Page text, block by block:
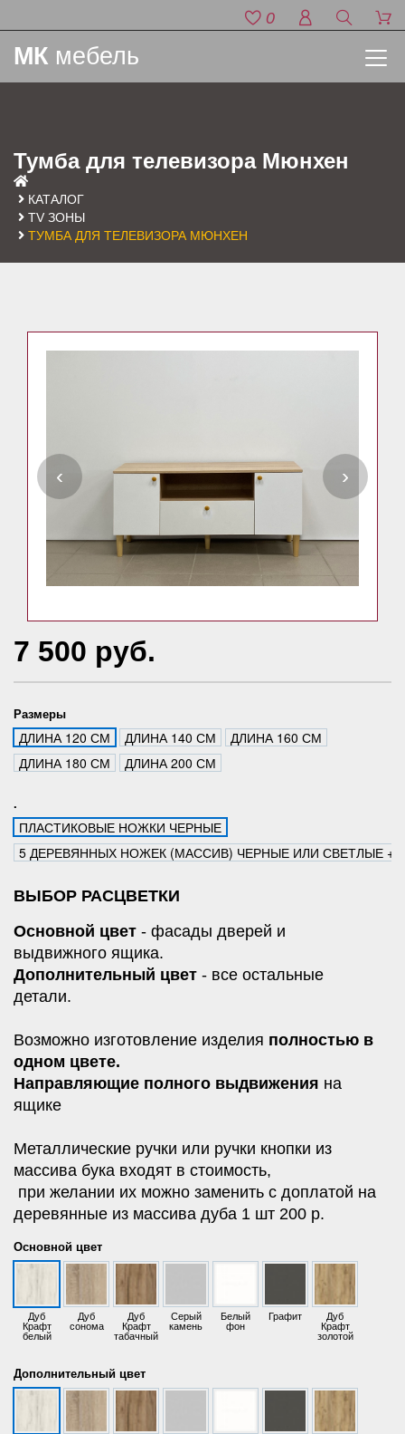
0
МК мебель
Тумба для телевизора Мюнхен
КАТАЛОГ
TV ЗОНЫ
ТУМБА ДЛЯ ТЕЛЕВИЗОРА МЮНХЕН
‹ ›
7 500 руб.
Размеры
ДЛИНА 120 СМ ДЛИНА 140 СМ
ДЛИНА 160 СМ
ДЛИНА 180 СМ
ДЛИНА 200 СМ
.
ПЛАСТИКОВЫЕ НОЖКИ ЧЕРНЫЕ
5 ДЕРЕВЯННЫХ НОЖЕК (МАССИВ) ЧЕРНЫЕ ИЛИ СВЕТЛЫЕ
ВЫБОР РАСЦВЕТКИ
Основной цвет - фасады дверей и
выдвижного ящика.
Дополнительный цвет - все остальные
детали.
Возможно изготовление изделия полностью в
одном цвете.
Направляющие полного выдвижения на
ящике
Металлические ручки или ручки кнопки из
массива бука входят в стоимость,
при желании их можно заменить с доплатой на
деревянные из массива дуба 1 шт 200 р.
Основной цвет
Дуб
Крафт
белый
Дуб
сонома
Дуб
Крафт
табачный
Серый
камень
Белый
фон
Графит Дуб
Крафт
золотой
Дополнительный цвет